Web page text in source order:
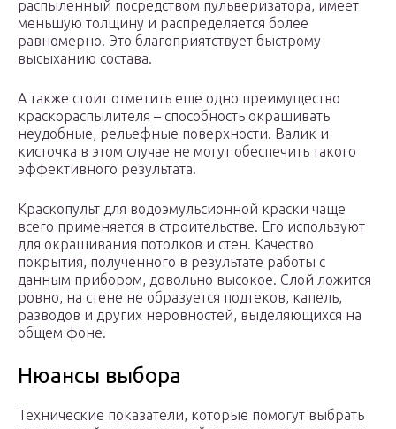
распыленный посредством пульверизатора, имеет
меньшую толщину и распределяется более
равномерно. Это благоприятствует быстрому
высыханию состава.
А также стоит отметить еще одно преимущество
краскораспылителя – способность окрашивать
неудобные, рельефные поверхности. Валик и
кисточка в этом случае не могут обеспечить такого
эффективного результата.
Краскопульт для водоэмульсионной краски чаще
всего применяется в строительстве. Его используют
для окрашивания потолков и стен. Качество
покрытия, полученного в результате работы с
данным прибором, довольно высокое. Слой ложится
ровно, на стене не образуется подтеков, капель,
разводов и других неровностей, выделяющихся на
общем фоне.
Нюансы выбора
Технические показатели, которые помогут выбрать